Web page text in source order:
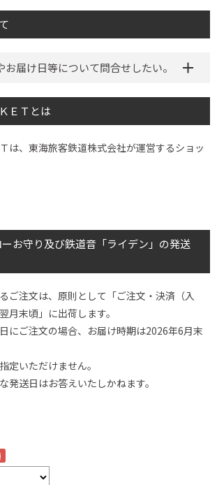
お届け日等について問合せしたい。
ＥＴとは
は、東海旅客鉄道株式会社が運営するショッ
ーお守り及び鉄道音「ライデン」の発送
ご注文は、原則として「ご注文・決済（入
月末頃」に出荷します。
にご注文の場合、お届け時期は2026年6月末
定いただけません。
発送日はお答えいたしかねます。